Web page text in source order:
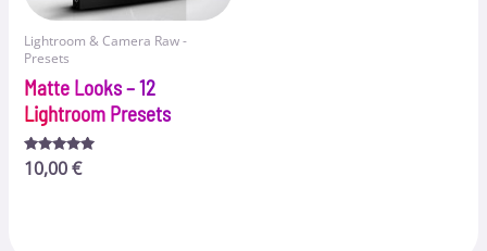
Lightroom & Camera Raw -
Presets
Matte Looks – 12
Lightroom Presets
Bewertet
mit
10,00€